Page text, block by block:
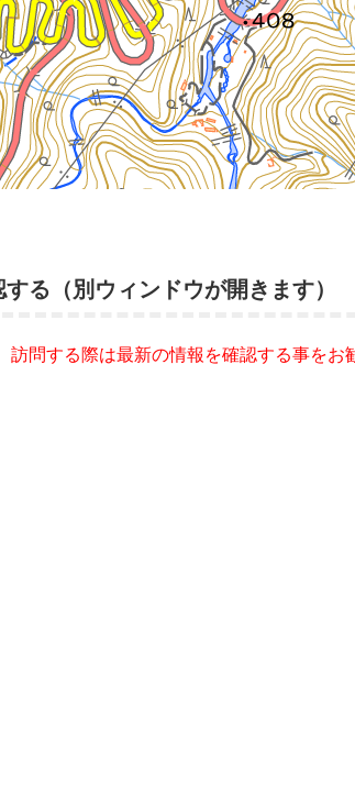
る（別ウィンドウが開きます）
問する際は最新の情報を確認する事をお